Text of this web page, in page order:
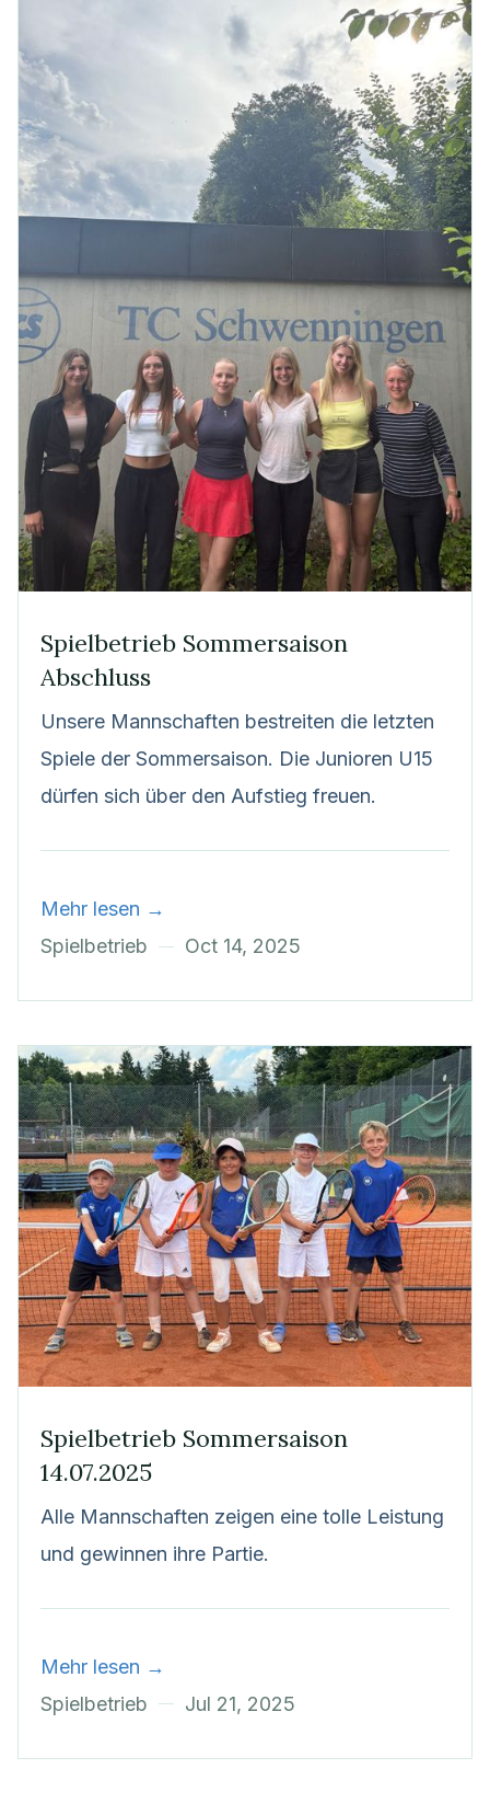
Spielbetrieb Sommersaison
Abschluss
Unsere Mannschaften bestreiten die letzten
Spiele der Sommersaison. Die Junioren U15
dürfen sich über den Aufstieg freuen.
Mehr lesen →
Spielbetrieb
Oct 14, 2025
Spielbetrieb Sommersaison
14.07.2025
Alle Mannschaften zeigen eine tolle Leistung
und gewinnen ihre Partie.
Mehr lesen →
Spielbetrieb
Jul 21, 2025